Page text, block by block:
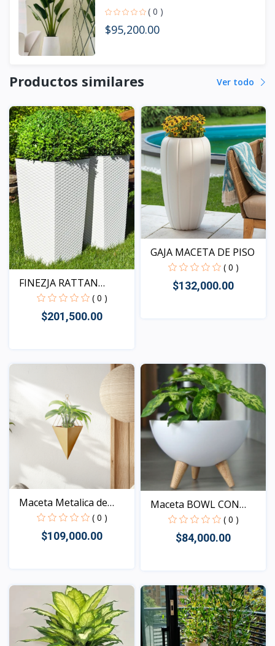
( 0 )
$95,200.00
Productos similares Ver todo
FINEZJA RATTAN
LABRADO...
( 0 )
$201,500.00
Vista
GAJA MACETA DE PISO
( 0 )
$132,000.00
Maceta Metalica de
Pare...
( 0 )
$109,000.00
Vista
Maceta BOWL CON
PATAS
( 0 )
$84,000.00
Vista